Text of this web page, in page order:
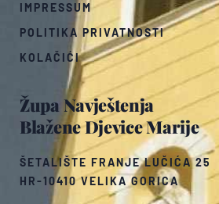
Župa Navještenja
Blažene Djevice Marije
ŠETALIŠTE FRANJE LUČIĆA 25
HR-10410 VELIKA GORICA
IMPRESSUM
POLITIKA PRIVATNOSTI
KOLAČIĆI